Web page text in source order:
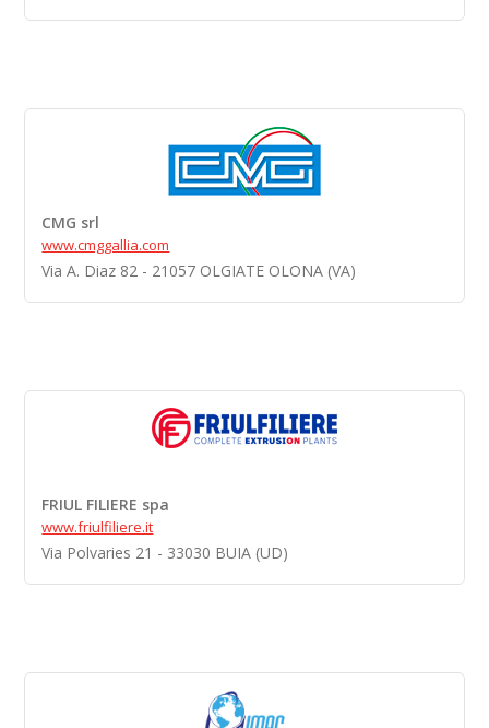
CMG srl
www.cmggallia.com
Via A. Diaz 82 - 21057 OLGIATE OLONA (VA)
FRIUL FILIERE spa
www.friulfiliere.it
Via Polvaries 21 - 33030 BUIA (UD)